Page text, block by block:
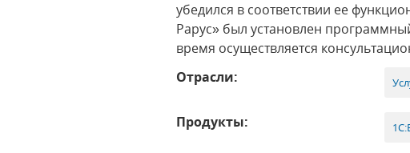
убедился в соответствии ее
Рарус» был установлен
время осуществляется
Отрасли:
Продукты: